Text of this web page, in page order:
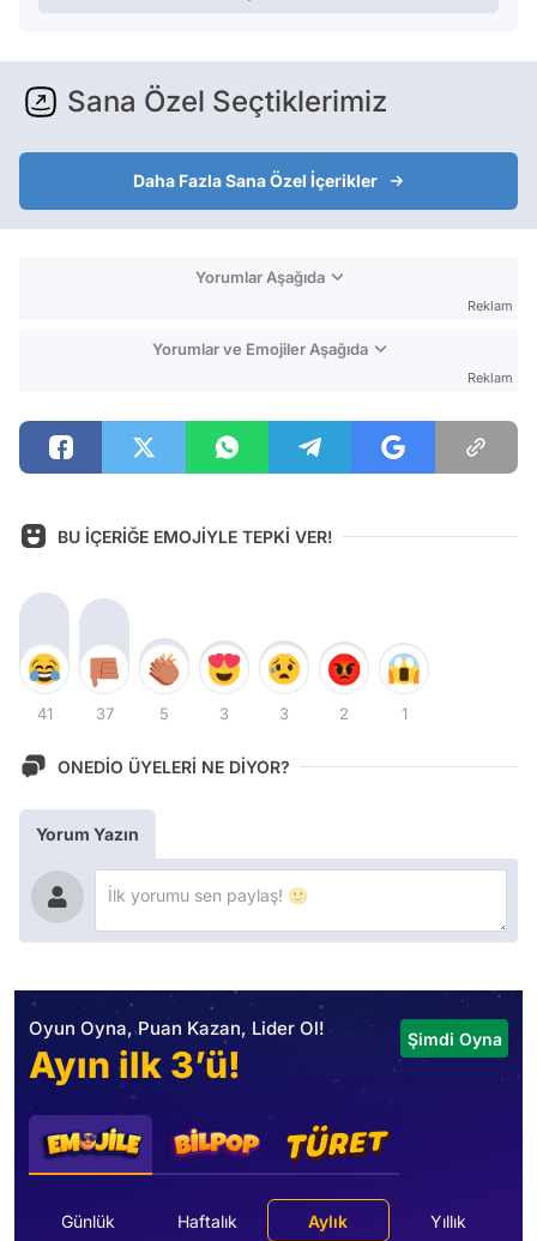
Sana Özel Seçtiklerimiz
Daha Fazla Sana Özel İçerikler
Yorumlar Aşağıda
Reklam
Yorumlar ve Emojiler Aşağıda
Reklam
BU İÇERİĞE EMOJİYLE TEPKİ VER!
41 37 5 3 3 2 1
ONEDİO ÜYELERİ NE DİYOR?
Yorum Yazın
Oyun Oyna, Puan Kazan, Lider Ol!
Ayın ilk 3’ü!
Şimdi Oyna
Günlük Haftalık Aylık Yıllık